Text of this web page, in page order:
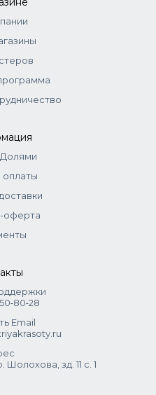
оплаты
оферта
Email
Шолохова, зд. 11 с. 1